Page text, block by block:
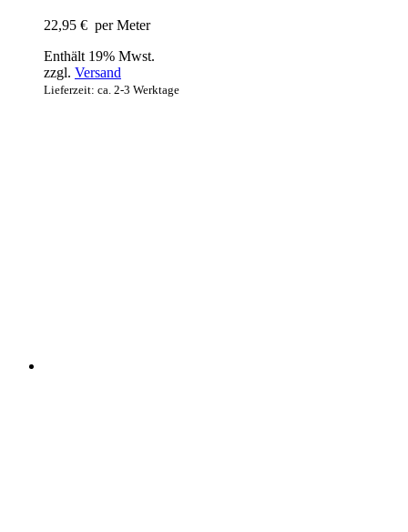
22,95 € per Meter
Enthält 19% Mwst.
zzgl. Versand
Lieferzeit: ca. 2-3 Werktage